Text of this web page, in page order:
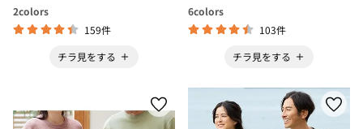
2colors
159件
チラ見をする
6colors
103件
チラ見をする